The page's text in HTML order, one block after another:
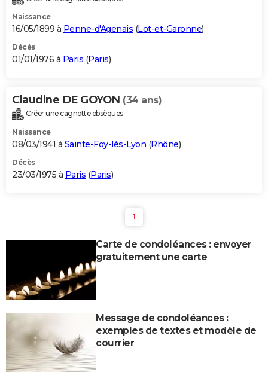
Naissance
16/05/1899 à Penne-d'Agenais (Lot-et-Garonne)
Décès
01/01/1976 à Paris (Paris)
Claudine DE GOYON (34 ans)
Créer une cagnotte obsèques
Naissance
08/03/1941 à Sainte-Foy-lès-Lyon (Rhône)
Décès
23/03/1975 à Paris (Paris)
1
Carte de condoléances : envoyer
gratuitement une carte
Message de condoléances :
exemples de textes et modèle de
courrier